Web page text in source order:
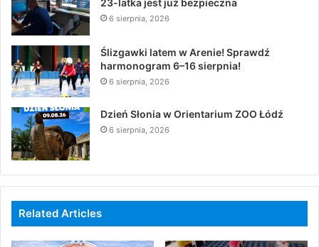
23-latka jest już bezpieczna
6 sierpnia, 2026
Ślizgawki latem w Arenie! Sprawdź
harmonogram 6–16 sierpnia!
6 sierpnia, 2026
Dzień Słonia w Orientarium ZOO Łódź
6 sierpnia, 2026
Related Articles